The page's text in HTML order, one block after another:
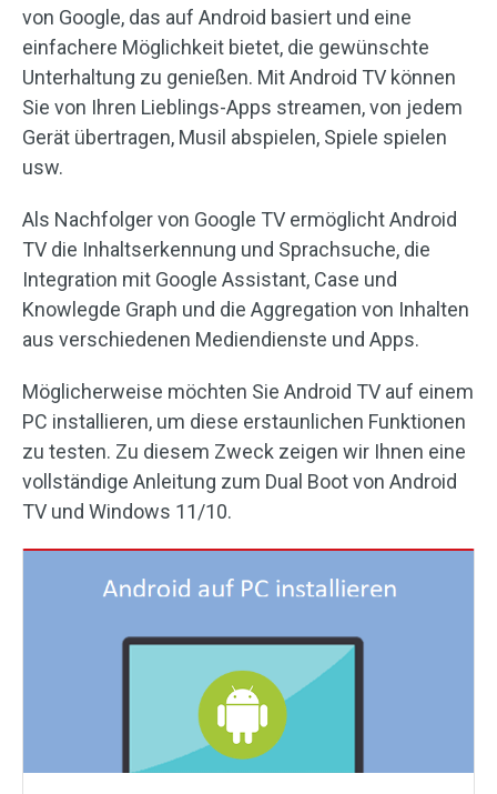
von Google, das auf Android basiert und eine
einfachere Möglichkeit bietet, die gewünschte
Unterhaltung zu genießen. Mit Android TV können
Sie von Ihren Lieblings-Apps streamen, von jedem
Gerät übertragen, Musil abspielen, Spiele spielen
usw.
Als Nachfolger von Google TV ermöglicht Android
TV die Inhaltserkennung und Sprachsuche, die
Integration mit Google Assistant, Case und
Knowlegde Graph und die Aggregation von Inhalten
aus verschiedenen Mediendienste und Apps.
Möglicherweise möchten Sie Android TV auf einem
PC installieren, um diese erstaunlichen Funktionen
zu testen. Zu diesem Zweck zeigen wir Ihnen eine
vollständige Anleitung zum Dual Boot von Android
TV und Windows 11/10.